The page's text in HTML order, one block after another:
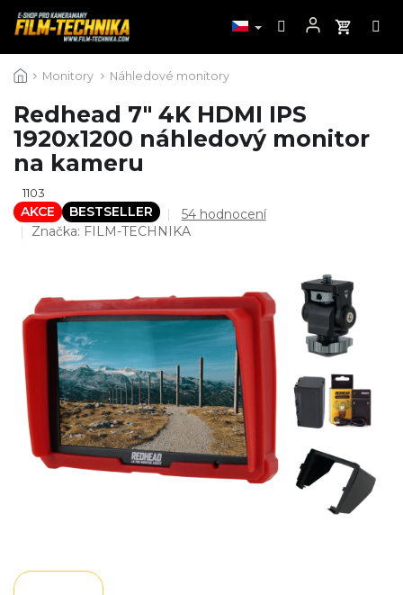
na
Monitory Náhledové monitory
Redhead 7" 4K HDMI IPS
1920x1200 náhledový monitor
na kameru
1103
AKCE BESTSELLER
Průměrné
hodnocení
z
5
hvězdiček.
54 hodnocení
Značka: FILM-TECHNIKA